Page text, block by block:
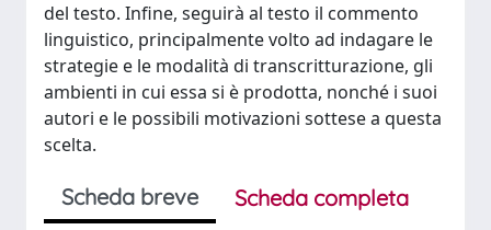
del testo. Infine, seguirà al testo il commento
linguistico, principalmente volto ad indagare le
strategie e le modalità di transcritturazione, gli
ambienti in cui essa si è prodotta, nonché i suoi
autori e le possibili motivazioni sottese a questa
scelta.
Scheda breve
Scheda completa